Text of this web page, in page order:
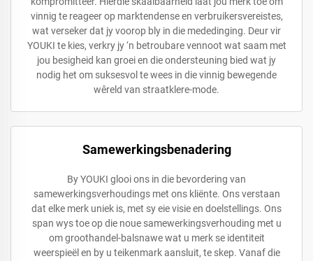
vinnig te reageer op marktendense en verbruikersvereistes,
wat verseker dat jy voorop bly in die mededinging. Deur vir
YOUKI te kies, verkry jy ‘n betroubare vennoot wat saam met
jou besigheid kan groei en die ondersteuning bied wat jy
nodig het om suksesvol te wees in die vinnig bewegende
wêreld van straatklere-mode.
Samewerkingsbenadering
By YOUKI glooi ons in die bevordering van
samewerkingsverhoudings met ons kliënte. Ons verstaan
dat elke merk uniek is, met sy eie visie en doelstellings. Ons
span wys toe op die noue samewerkingsverhouding met u
om groothandel-balsnawe wat u merk se identiteit
weerspieël en by u teikenmark aansluit, te skep. Vanaf die